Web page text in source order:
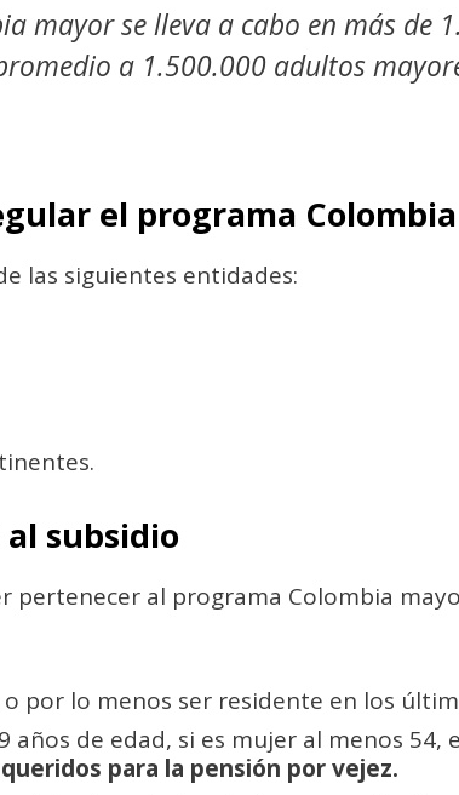
mayor se lleva a cabo en más de
a 1.500.000 adultos
el programa
las siguientes entidades:
subsidio
pertenecer al programa Colombia
por lo menos ser residente en los
años de edad, si es mujer al menos 54,
para la pensión por vejez.